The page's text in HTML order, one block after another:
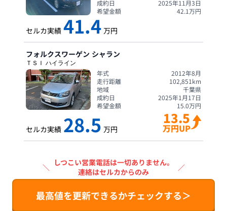
成約日
2025年11月3日
希望金額
42.1万円
セルカ実績 41.4 万円
フォルクスワーゲン シャラン
ＴＳＩ ハイライン
年式
2012年8月
走行距離
102,851 km
地域
千葉県
成約日
2025年1月17日
希望金額
15.0万円
セルカ実績 28.5 万円
13.5
万円UP
＼ しつこい営業電話は一切ありません。
連絡はセルカからのみ
／
最高値を更新できるかチェックする＞